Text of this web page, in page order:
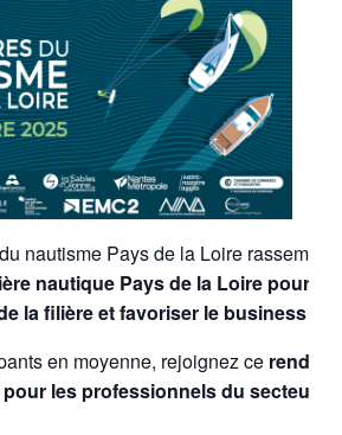
nautisme Pays de la Loire
nautique Pays de la Loire pour
la filière et favoriser le business
en moyenne, rejoignez ce
les professionnels du secteur